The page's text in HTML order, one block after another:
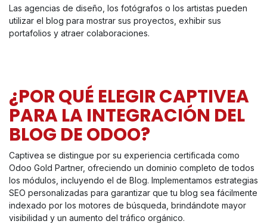
Las agencias de diseño, los fotógrafos o los artistas pueden
utilizar el blog para mostrar sus proyectos, exhibir sus
portafolios y atraer colaboraciones.
¿POR QUÉ ELEGIR CAPTIVEA
PARA LA INTEGRACIÓN DEL
BLOG DE ODOO?
Captivea se distingue por su experiencia certificada como
Odoo Gold Partner, ofreciendo un dominio completo de todos
los módulos, incluyendo el de Blog. Implementamos estrategias
SEO personalizadas para garantizar que tu blog sea fácilmente
indexado por los motores de búsqueda, brindándote mayor
visibilidad y un aumento del tráfico orgánico.